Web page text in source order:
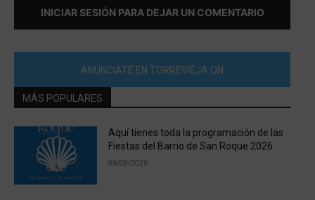
INICIAR SESIÓN PARA DEJAR UN COMENTARIO
ANÚNCIATE EN TORREVIEJA ON
MÁS POPULARES
Aquí tienes toda la programación de las
Fiestas del Barrio de San Roque 2026
06/08/2026